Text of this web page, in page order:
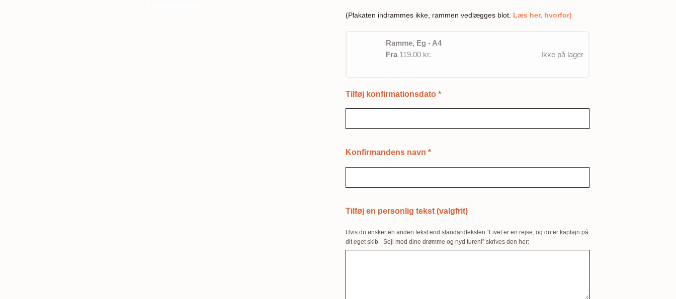
(Plakaten indrammes ikke, rammen vedlægges blot. Læs her, hvorfor)
Ramme, Eg - A4
Fra119.00 kr. Ikke på lager
Tilføj konfirmationsdato *
Konfirmandens navn *
Tilføj en personlig tekst (valgfrit)
Hvis du ønsker en anden tekst end standardteksten “Livet er en rejse, og du er kaptajn på
dit eget skib - Sejl mod dine drømme og nyd turen!” skrives den her: